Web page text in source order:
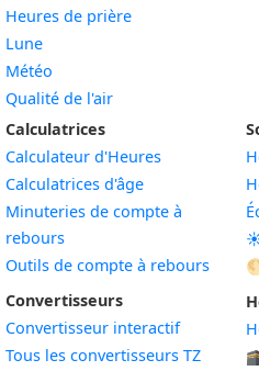
Heures de prière
Lune
Météo
Qualité de l'air
Calculatrices
Calculateur d'Heures
Calculatrices d'âge
Minuteries de compte à
rebours
Outils de compte à rebours
Convertisseurs
Convertisseur interactif
Tous les convertisseurs TZ